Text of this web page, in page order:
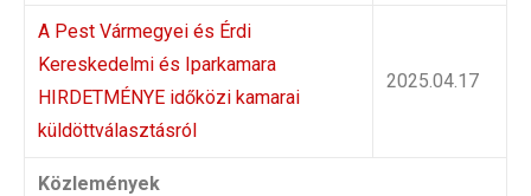
A Pest Vármegyei és Érdi
Kereskedelmi és Iparkamara
HIRDETMÉNYE időközi kamarai
küldöttválasztásról
2025.04.17
Közlemények